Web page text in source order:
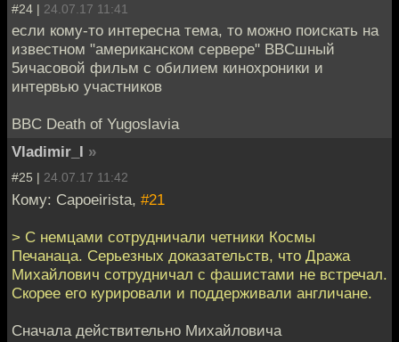
#24 | 24.07.17 11:41
если кому-то интересна тема, то можно поискать на
известном "американском сервере" BBCшный
5ичасовой фильм с обилием кинохроники и
интервью участников
BBC Death of Yugoslavia
Vladimir_I »
#25 | 24.07.17 11:42
Кому: Capoeirista, #21
> С немцами сотрудничали четники Космы
Печанаца. Серьезных доказательств, что Дража
Михайлович сотрудничал с фашистами не встречал.
Скорее его курировали и поддерживали англичане.
Сначала действительно Михайловича